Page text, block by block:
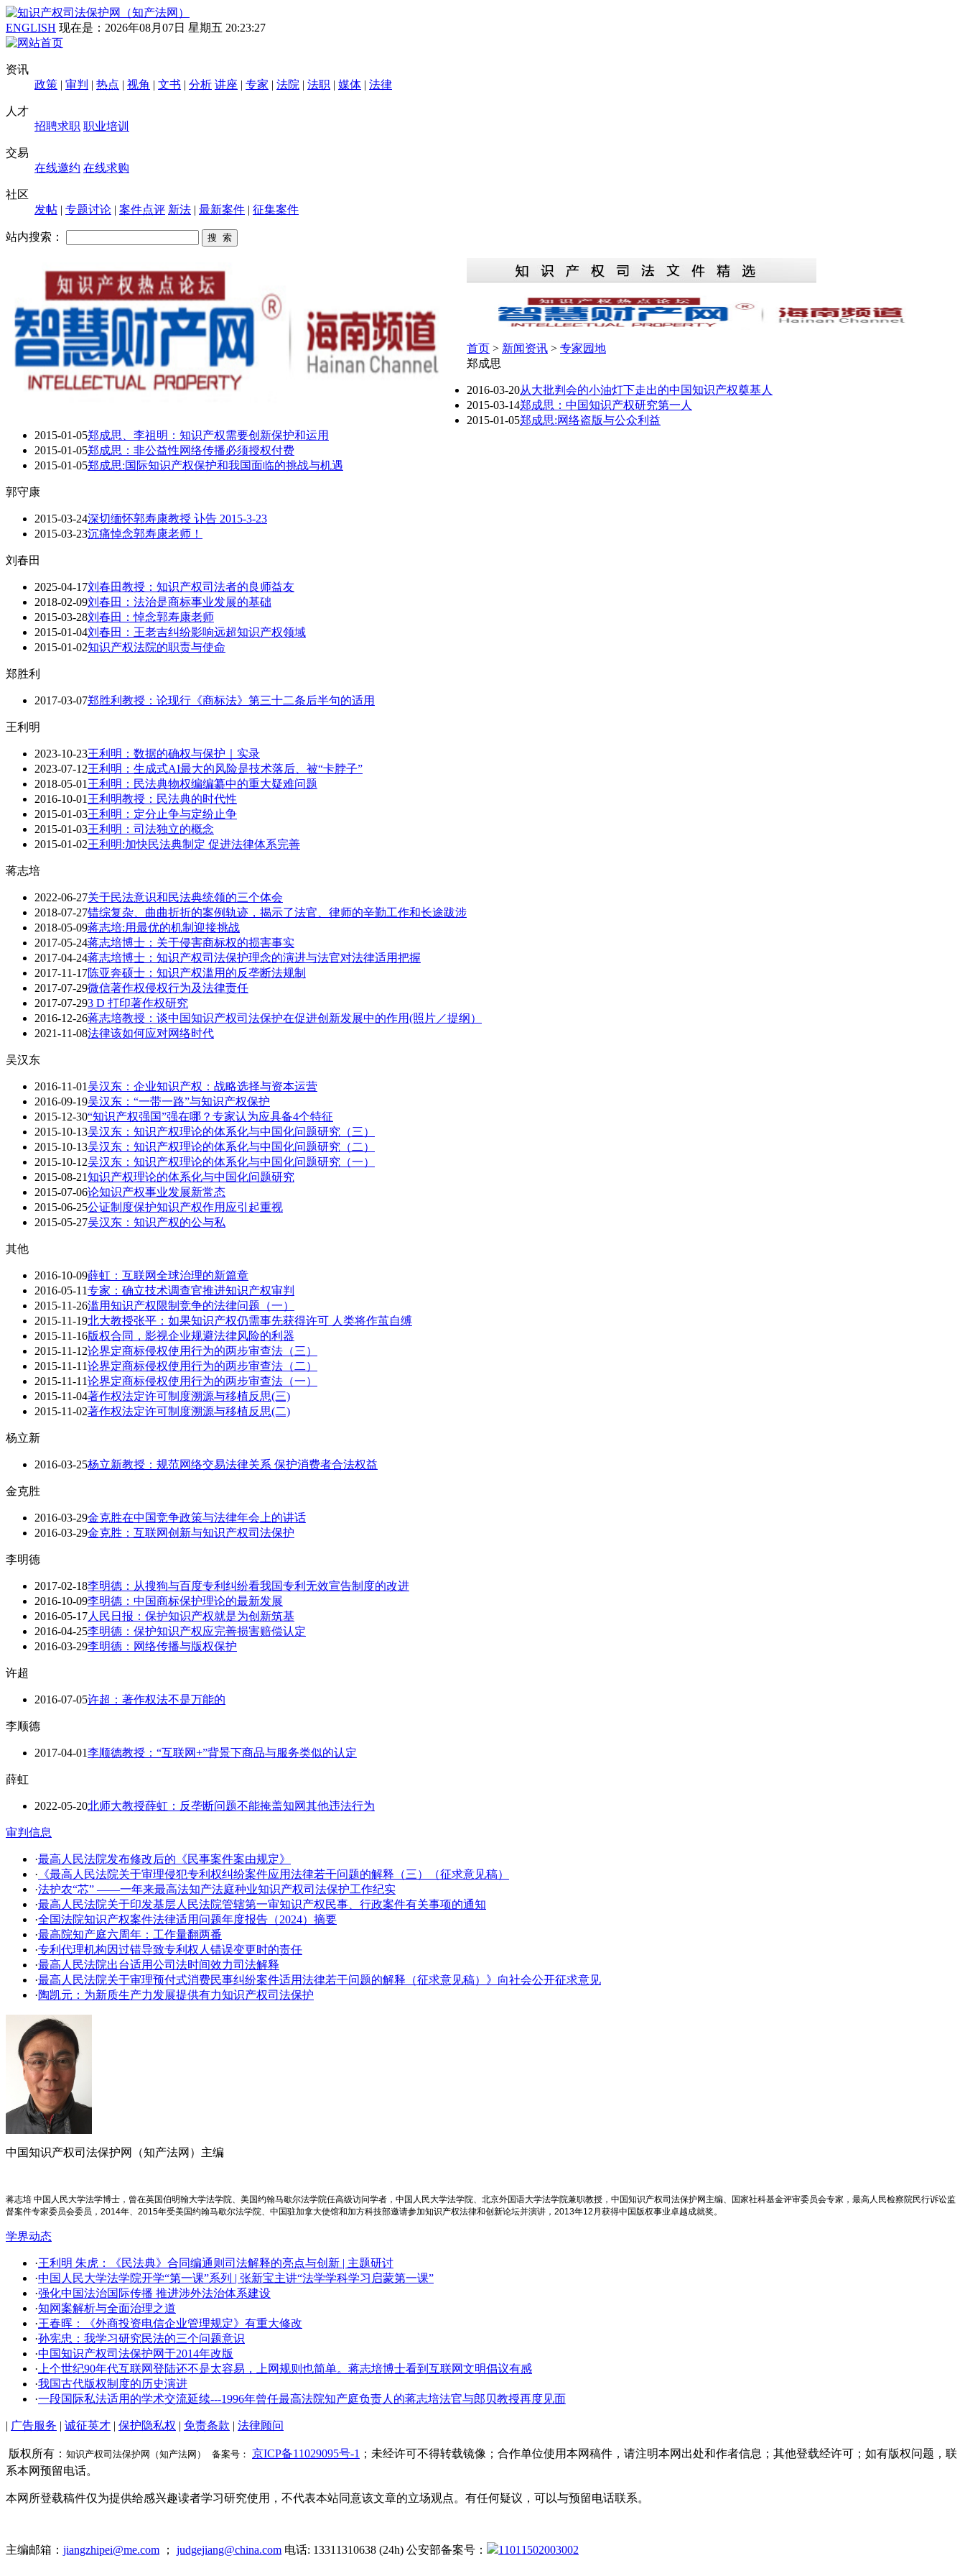
ENGLISH 现在是： 2026年08月07日 星期五 20:23:27
资讯
政策 | 审判 | 热点 | 视角 | 文书 | 分析 讲座 | 专家 | 法院 | 法职 | 媒体 | 法律
人才
招聘求职 职业培训
交易
在线邀约 在线求购
社区
发帖 | 专题讨论 | 案件点评 新法 | 最新案件 | 征集案件
站内搜索：
首页 > 新闻资讯 > 专家园地
郑成思
2016-03-20从大批判会的小油灯下走出的中国知识产权奠基人
2015-03-14郑成思：中国知识产权研究第一人
2015-01-05郑成思:网络盗版与公众利益
2015-01-05郑成思、李祖明：知识产权需要创新保护和运用
2015-01-05郑成思：非公益性网络传播必须授权付费
2015-01-05郑成思:国际知识产权保护和我国面临的挑战与机遇
郭守康
2015-03-24深切缅怀郭寿康教授 讣告 2015-3-23
2015-03-23沉痛悼念郭寿康老师！
刘春田
2025-04-17刘春田教授：知识产权司法者的良师益友
2018-02-09刘春田：法治是商标事业发展的基础
2015-03-28刘春田：悼念郭寿康老师
2015-01-04刘春田：王老吉纠纷影响远超知识产权领域
2015-01-02知识产权法院的职责与使命
郑胜利
2017-03-07郑胜利教授：论现行《商标法》第三十二条后半句的适用
王利明
2023-10-23​王利明：数据的确权与保护｜实录
2023-07-12王利明：生成式AI最大的风险是技术落后、被“卡脖子”
2018-05-01 王利明：民法典物权编编纂中的重大疑难问题
2016-10-01 王利明教授：民法典的时代性
2015-01-03王利明：定分止争与定纷止争
2015-01-03王利明：司法独立的概念
2015-01-02王利明:加快民法典制定 促进法律体系完善
蒋志培
2022-06-27关于民法意识和民法典统领的三个体会
2018-07-27错综复杂、曲曲折折的案例轨迹，揭示了法官、律师的辛勤工作和长途跋涉
2018-05-09蒋志培:用最优的机制迎接挑战
2017-05-24蒋志培博士：关于侵害商标权的损害事实
2017-04-24蒋志培博士：知识产权司法保护理念的演进与法官对法律适用把握
2017-11-17陈亚奔硕士：知识产权滥用的反垄断法规制
2017-07-29微信著作权侵权行为及法律责任
2017-07-293 D 打印著作权研究
2016-12-26蒋志培教授：谈中国知识产权司法保护在促进创新发展中的作用(照片／提纲）
2021-11-08​法律该如何应对网络时代
吴汉东
2016-11-01吴汉东：企业知识产权：战略选择与资本运营
2016-09-19吴汉东：“一带一路”与知识产权保护
2015-12-30“知识产权强国”强在哪？专家认为应具备4个特征
2015-10-13吴汉东：知识产权理论的体系化与中国化问题研究（三）
2015-10-13吴汉东：知识产权理论的体系化与中国化问题研究（二）
2015-10-12吴汉东：知识产权理论的体系化与中国化问题研究（一）
2015-08-21知识产权理论的体系化与中国化问题研究
2015-07-06论知识产权事业发展新常态
2015-06-25公证制度保护知识产权作用应引起重视
2015-05-27吴汉东：知识产权的公与私
其他
2016-10-09薛虹：互联网全球治理的新篇章
2016-05-11专家：确立技术调查官推进知识产权审判
2015-11-26滥用知识产权限制竞争的法律问题（一）
2015-11-19北大教授张平：如果知识产权仍需事先获得许可 人类将作茧自缚
2015-11-16版权合同，影视企业规避法律风险的利器
2015-11-12论界定商标侵权使用行为的两步审查法（三）
2015-11-11论界定商标侵权使用行为的两步审查法（二）
2015-11-11论界定商标侵权使用行为的两步审查法（一）
2015-11-04著作权法定许可制度溯源与移植反思(三)
2015-11-02著作权法定许可制度溯源与移植反思(二)
杨立新
2016-03-25杨立新教授：规范网络交易法律关系 保护消费者合法权益
金克胜
2016-03-29金克胜在中国竞争政策与法律年会上的讲话
2016-03-29金克胜：互联网创新与知识产权司法保护
李明德
2017-02-18李明德：从搜狗与百度专利纠纷看我国专利无效宣告制度的改进
2016-10-09李明德：中国商标保护理论的最新发展
2016-05-17人民日报：保护知识产权就是为创新筑基
2016-04-25李明德：保护知识产权应完善损害赔偿认定
2016-03-29李明德：网络传播与版权保护
许超
2016-07-05许超：著作权法不是万能的
李顺德
2017-04-01李顺德教授：“互联网+”背景下商品与服务类似的认定
薛虹
2022-05-20北师大教授薛虹：反垄断问题不能掩盖知网其他违法行为
审判信息
·最高人民法院发布修改后的《民事案件案由规定》
· 《最高人民法院关于审理侵犯专利权纠纷案件应用法律若干问题的解释（三）（征求意见稿）
·法护农“芯” ——一年来最高法知产法庭种业知识产权司法保护工作纪实
·​最高人民法院关于印发基层人民法院管辖第一审知识产权民事、行政案件有关事项的通知
·全国法院知识产权案件法律适用问题年度报告（2024）摘要
·最高院知产庭六周年：工作量翻两番
·专利代理机构因过错导致专利权人错误变更时的责任
·最高人民法院出台适用公司法时间效力司法解释
·最高人民法院关于审理预付式消费民事纠纷案件适用法律若干问题的解释（征求意见稿）》向社会公开征求意见
·陶凯元：为新质生产力发展提供有力知识产权司法保护
中国知识产权司法保护网（知产法网）主编
蒋志培 中国人民大学法学博士，曾在英国伯明翰大学法学院、美国约翰马歇尔法学院任高级访问学者，中国人民大学法学院、北京外国语大学法学院兼职教授，中国知识产权司法保护网主编、国家社科基金评审委员会专家，最高人民检察院民行诉讼监
督案件专家委员会委员，2014年、2015年受美国约翰马歇尔法学院、中国驻加拿大使馆和加方科技部邀请参加知识产权法律和创新论坛并演讲，2013年12月获得中国版权事业卓越成就奖。
学界动态
·王利明 朱虎：《民法典》合同编通则司法解释的亮点与创新 | 主题研讨
·中国人民大学法学院开学​“第一课”系列 | 张新宝主讲“法学学科学习启蒙第一课”
·强化中国法治国际传播 推进涉外法治体系建设
·知网案解析与全面治理之道
·王春晖：《外商投资电信企业管理规定》有重大修改
·孙宪忠：我学习研究民法的三个问题意识
·中国知识产权司法保护网于2014年改版
· 上个世纪90年代互联网登陆还不是太容易，上网规则也简单。蒋志培博士看到互联网文明倡议有感
·我国古代版权制度的历史演进
·一段国际私法适用的学术交流延续---1996年曾任最高法院知产庭负责人的蒋志培法官与郎贝教授再度见面
| 广告服务 | 诚征英才 | 保护隐私权 | 免责条款 | 法律顾问
版权所有： 知识产权司法保护网（知产法网） 备案号： 京ICP备11029095号-1 ；未经许可不得转载镜像；合作单位使用本网稿件，请注明本网出处和作者信息；其他登载经许可；如有版权问题，联
系本网预留电话。
本网所登载稿件仅为提供给感兴趣读者学习研究使用，不代表本站同意该文章的立场观点。有任何疑议，可以与预留电话联系。
主编邮箱： jiangzhipei@me.com ； judgejiang@china.com 电话: 13311310638 (24h) 公安部备案号： 11011502003002